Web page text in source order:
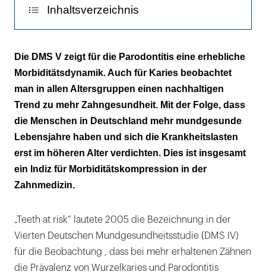
Anzahl
und
Schweregrad
der
Parodontitis
bei
den
Senioren
in
der
IV.
|
Inhaltsverzeichnis
Warum gilt „teeth at risk“ heute nicht mehr?
Alterstypische Muster rutschen nach hinten
Die DMS V zeigt für die Parodontitis eine erhebliche
Morbiditätsdynamik. Auch für Karies beobachtet
man in allen Altersgruppen einen nachhaltigen
Trend zu mehr Zahngesundheit. Mit der Folge, dass
die Menschen in Deutschland mehr mundgesunde
Lebensjahre haben und sich die Krankheitslasten
erst im höheren Alter verdichten. Dies ist insgesamt
ein Indiz für Morbiditätskompression in der
Zahnmedizin.
„Teeth at risk“ lautete 2005 die Bezeichnung in der
Vierten Deutschen Mundgesundheitsstudie (DMS IV)
für die Beobachtung , dass bei mehr erhaltenen Zähnen
die Prävalenz von Wurzelkaries und Parodontitis